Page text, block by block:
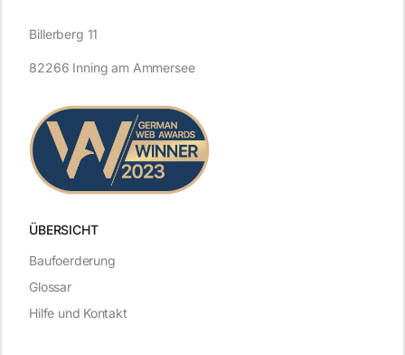
ÜBERSICHT
Billerberg 11
82266 Inning am Ammersee
Baufoerderung
Glossar
Hilfe und Kontakt